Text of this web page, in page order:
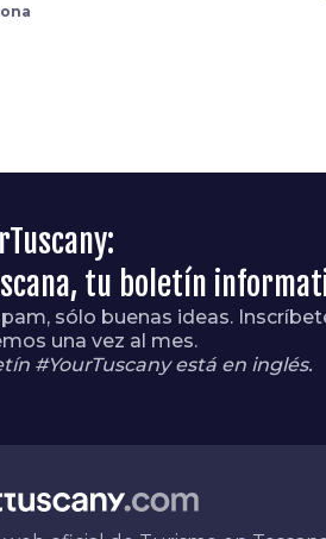
tu boletín
sólo buenas ideas.
una vez al mes.
#YourTuscany está en inglés.